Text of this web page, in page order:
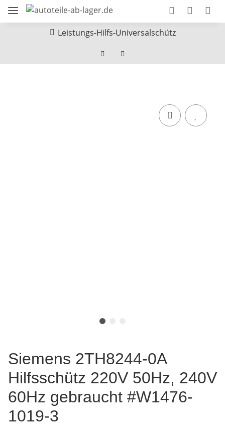
Leistungs-Hilfs-Universalschütz
Siemens 2TH8244-0A
Hilfsschütz 220V 50Hz, 240V
60Hz gebraucht #W1476-
1019-3